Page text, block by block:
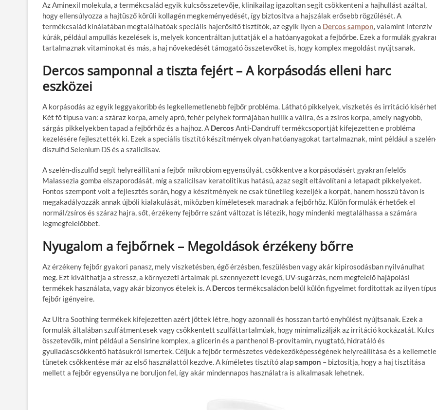
Az Aminexil molekula, a termékcsalád egyik kulcsösszetevője, klinikailag igazoltan segít csökkenteni a hajhullást azáltal,
hogy ellensúlyozza a hajtüsző körüli kollagén megkeményedését, így biztosítva a hajszálak erősebb rögzülését. A
termékcsalád kínálatában megtalálhatóak speciális hajerősítő tisztítók, az egyik ilyen a Dercos sampon, valamint intenzív
kúrák, például ampullás kezelések is, melyek koncentráltan juttatják el a hatóanyagokat a fejbőrbe. Ezek a formulák
tartalmaznak vitaminokat és más, a haj növekedését támogató összetevőket is, hogy komplex megoldást nyújtsanak.
Dercos samponnal a tiszta fejért – A korpásodás elleni harc
eszközei
A korpásodás az egyik leggyakoribb és legkellemetlenebb fejbőr probléma. Látható pikkelyek, viszketés és irritáció
Két fő típusa van: a száraz korpa, amely apró, fehér pelyhek formájában hullik a vállra, és a zsíros korpa, amely nagyobb,
sárgás pikkelyekben tapad a fejbőrhöz és a hajhoz. A Dercos Anti-Dandruff termékcsoportját kifejezetten e probléma
kezelésére fejlesztették ki. Ezek a speciális tisztító készítmények olyan hatóanyagokat tartalmaznak, mint például a
diszulfid Selenium DS és a szalicilsav.
A szelén-diszulfid segít helyreállítani a fejbőr mikrobiom egyensúlyát, csökkentve a korpásodásért gyakran felelős
Malassezia gomba elszaporodását, míg a szalicilsav keratolitikus hatású, azaz segít eltávolítani a letapadt pikkelyeket.
Fontos szempont volt a fejlesztés során, hogy a készítmények ne csak tünetileg kezeljék a korpát, hanem hosszú távon is
megakadályozzák annak újbóli kialakulását, miközben kíméletesek maradnak a fejbőrhöz. Külön formulák érhetőek el
normál/zsíros és száraz hajra, sőt, érzékeny fejbőrre szánt változat is létezik, hogy mindenki megtalálhassa a számára
legmegfelelőbbet.
Nyugalom a fejbőrnek – Megoldások érzékeny bőrre
Az érzékeny fejbőr gyakori panasz, mely viszketésben, égő érzésben, feszülésben vagy akár kipirosodásban nyilvánulhat
meg. Ezt kiválthatja a stressz, a környezeti ártalmak pl. szennyezett levegő, UV-sugárzás, nem megfelelő hajápolási
termékek használata, vagy akár bizonyos ételek is. A Dercos termékcsaládon belül külön figyelmet fordítottak az ilyen
fejbőr igényeire.
Az Ultra Soothing termékek kifejezetten azért jöttek létre, hogy azonnali és hosszan tartó enyhülést nyújtsanak. Ezek a
formulák általában szulfátmentesek vagy csökkentett szulfáttartalmúak, hogy minimalizálják az irritáció kockázatát. Kulcs
összetevőik, mint például a Sensirine komplex, a glicerin és a panthenol B-provitamin, nyugtató, hidratáló és
gyulladáscsökkentő hatásukról ismertek. Céljuk a fejbőr természetes védekezőképességének helyreállítása és a
tünetek csökkentése már az első használattól kezdve. A kíméletes tisztító alapsampon – biztosítja, hogy a haj tisztítása
mellett a fejbőr egyensúlya ne boruljon fel, így akár mindennapos használatra is alkalmasak lehetnek.